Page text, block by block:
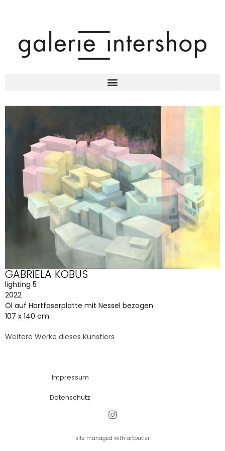
GABRIELA KOBUS
lighting 5
2022
Öl auf Hartfaserplatte mit Nessel bezogen
107 x 140 cm
Weitere Werke dieses Künstlers
Impressum
Datenschutz
site managed with artbutler